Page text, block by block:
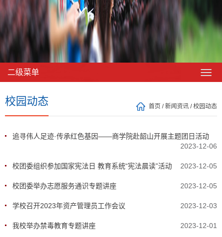
二级菜单
校园动态 首页 /新闻资讯 /校园动态
追寻伟人足迹·传承红色基因——商学院赴韶山开展主题团日活动
2023-12-06
校团委组织参加国家宪法日 教育系统“宪法晨读”活动 2023-12-05
校团委举办志愿服务通识专题讲座 2023-12-05
学校召开2023年资产管理员工作会议 2023-12-03
我校举办禁毒教育专题讲座 2023-12-01